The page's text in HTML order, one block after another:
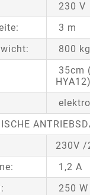
230 V
3 m
800 kg
35cm
HYA12)
230V /
1,2 A
250 W